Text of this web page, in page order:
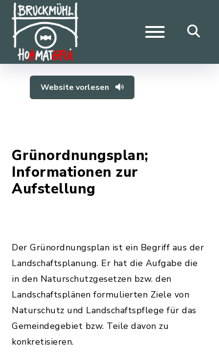
Website vorlesen
Grünordnungsplan;
Informationen zur
Aufstellung
Der Grünordnungsplan ist ein Begriff aus der
Landschaftsplanung. Er hat die Aufgabe die
in den Naturschutzgesetzen bzw. den
Landschaftsplänen formulierten Ziele von
Naturschutz und Landschaftspflege für das
Gemeindegebiet bzw. Teile davon zu
konkretisieren.